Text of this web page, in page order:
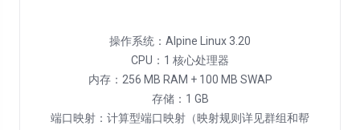
操作系统：Alpine Linux 3.20
CPU：1 核心处理器
内存：256 MB RAM + 100 MB SWAP
存储：1 GB
端口映射：计算型端口映射（映射规则详见群组和帮